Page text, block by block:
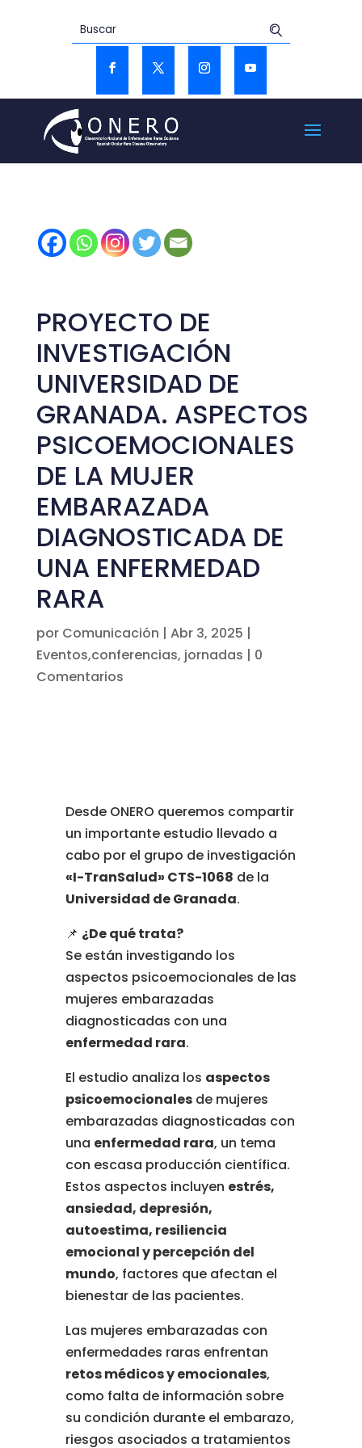
PROYECTO DE
INVESTIGACIÓN
UNIVERSIDAD DE
GRANADA. ASPECTOS
PSICOEMOCIONALES
DE LA MUJER
EMBARAZADA
DIAGNOSTICADA DE
UNA ENFERMEDAD
RARA
por Comunicación | Abr 3, 2025 |
Eventos,conferencias, jornadas | 0
Comentarios
Desde ONERO queremos compartir
un importante estudio llevado a
cabo por el grupo de investigación
«I-TranSalud» CTS-1068 de la
Universidad de Granada.
📌 ¿De qué trata?
Se están investigando los
aspectos psicoemocionales de las
mujeres embarazadas
diagnosticadas con una
enfermedad rara.
El estudio analiza los aspectos
psicoemocionalesde mujeres
embarazadas diagnosticadas con
una enfermedad rara, un tema
con escasa producción científica.
Estos aspectos incluyen estrés,
ansiedad, depresión,
autoestima, resiliencia
emocional y percepción del
mundo, factores que afectan el
bienestar de las pacientes.
Las mujeres embarazadas con
enfermedades raras enfrentan
retos médicos y emocionales,
como falta de información sobre
su condición durante el embarazo,
riesgos asociados a tratamientos